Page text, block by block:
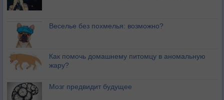
Веселье без похмелья: возможно?
Как помочь домашнему питомцу в аномальную
жару?
Мозг предвидит будущее